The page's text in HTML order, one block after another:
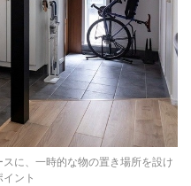
に、一時的な物の置き場所を設け
ント